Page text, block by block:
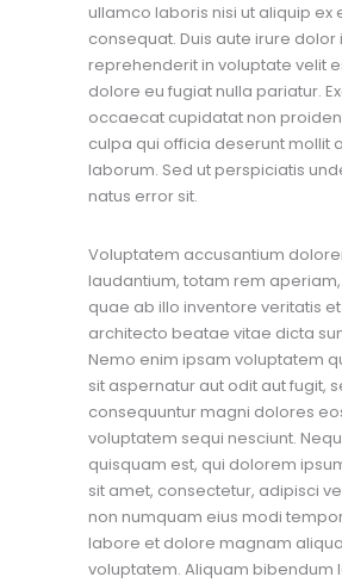
ullamco laboris nisi ut aliquip
consequat. Duis aute irure dolor
reprehenderit in voluptate velit
dolore eu fugiat nulla pariatur.
occaecat cupidatat non
culpa qui officia deserunt mollit
laborum. Sed ut perspiciatis
natus error sit.
Voluptatem accusantium
laudantium, totam rem
quae ab illo inventore veritatis
architecto beatae vitae dicta
Nemo enim ipsam voluptatem
sit aspernatur aut odit aut fugit,
consequuntur magni dolores
voluptatem sequi nesciunt.
quisquam est, qui dolorem
sit amet, consectetur, adipisci
non numquam eius modi
labore et dolore magnam
voluptatem. Aliquam bibendum